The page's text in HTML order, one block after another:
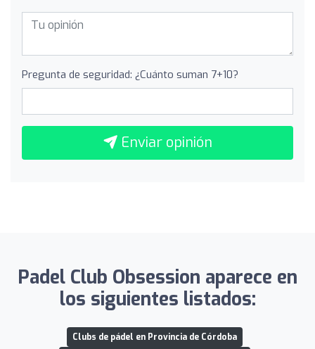
Pregunta de seguridad: ¿Cuánto suman 7+10?
Enviar opinión
Padel Club Obsession aparece en
los siguientes listados:
Clubs de pádel en Provincia de Córdoba